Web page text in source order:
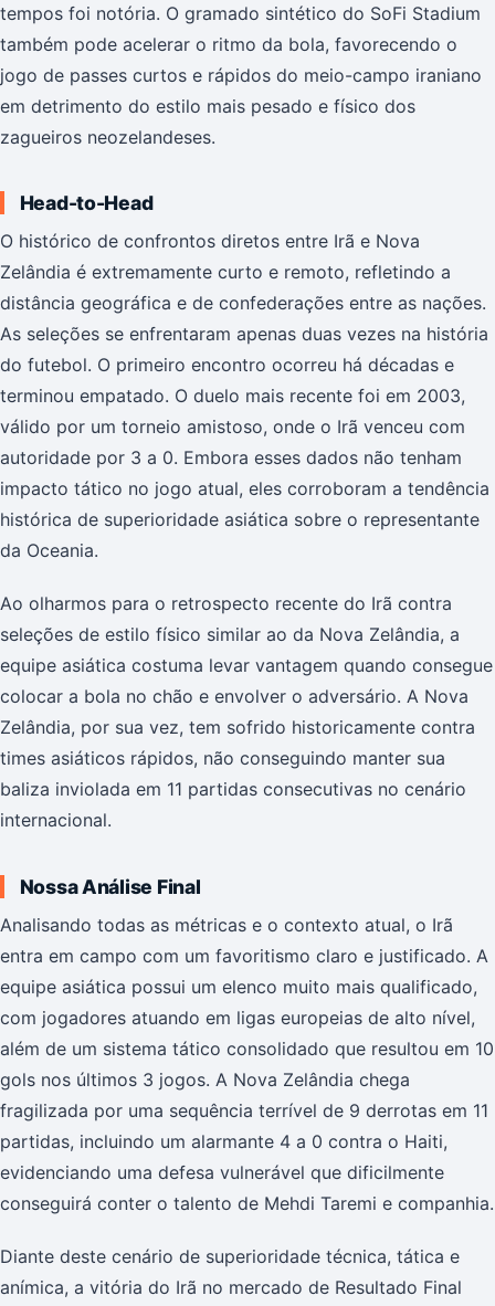
tempos foi notória. O gramado sintético do SoFi Stadium
também pode acelerar o ritmo da bola, favorecendo o
jogo de passes curtos e rápidos do meio-campo iraniano
em detrimento do estilo mais pesado e físico dos
zagueiros neozelandeses.
Head-to-Head
O histórico de confrontos diretos entre Irã e Nova
Zelândia é extremamente curto e remoto, refletindo a
distância geográfica e de confederações entre as nações.
As seleções se enfrentaram apenas duas vezes na história
do futebol. O primeiro encontro ocorreu há décadas e
terminou empatado. O duelo mais recente foi em 2003,
válido por um torneio amistoso, onde o Irã venceu com
autoridade por 3 a 0. Embora esses dados não tenham
impacto tático no jogo atual, eles corroboram a tendência
histórica de superioridade asiática sobre o representante
da Oceania.
Ao olharmos para o retrospecto recente do Irã contra
seleções de estilo físico similar ao da Nova Zelândia, a
equipe asiática costuma levar vantagem quando consegue
colocar a bola no chão e envolver o adversário. A Nova
Zelândia, por sua vez, tem sofrido historicamente contra
times asiáticos rápidos, não conseguindo manter sua
baliza inviolada em 11 partidas consecutivas no cenário
internacional.
Nossa Análise Final
Analisando todas as métricas e o contexto atual, o Irã
entra em campo com um favoritismo claro e justificado. A
equipe asiática possui um elenco muito mais qualificado,
com jogadores atuando em ligas europeias de alto nível,
além de um sistema tático consolidado que resultou em 10
gols nos últimos 3 jogos. A Nova Zelândia chega
fragilizada por uma sequência terrível de 9 derrotas em 11
partidas, incluindo um alarmante 4 a 0 contra o Haiti,
evidenciando uma defesa vulnerável que dificilmente
conseguirá conter o talento de Mehdi Taremi e companhia.
Diante deste cenário de superioridade técnica, tática e
anímica, a vitória do Irã no mercado de Resultado Final